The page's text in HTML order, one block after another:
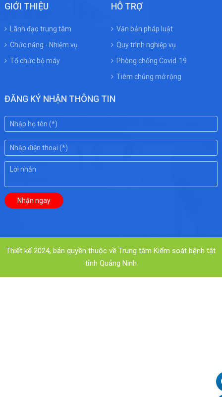
GIỚI THIỆU
Lãnh đạo trung tâm
Chức năng - Nhiệm vụ
Tổ chức bộ máy
HỖ TRỢ
Văn bản pháp luật
Quy trình nghiệp vụ
Phòng chống Covid-19
Tiêm chủng mở rộng
ĐĂNG KÝ NHẬN THÔNG TIN
Thiết kế 2024, bản quyền thuộc về Trung tâm Kiểm soát bệnh tật
tỉnh Quảng Ninh